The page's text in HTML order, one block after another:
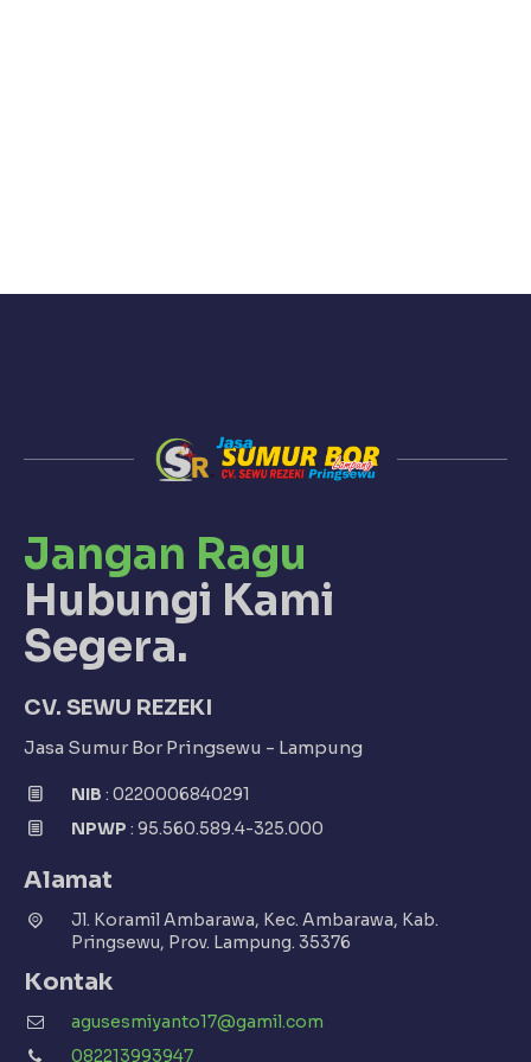
Jangan Ragu
Hubungi Kami
Segera.
CV. SEWU REZEKI
Jasa Sumur Bor Pringsewu - Lampung
NIB : 0220006840291
NPWP : 95.560.589.4-325.000
Alamat
Jl. Koramil Ambarawa, Kec. Ambarawa, Kab.
Pringsewu, Prov. Lampung. 35376
Kontak
agusesmiyanto17@gamil.com
082213993947